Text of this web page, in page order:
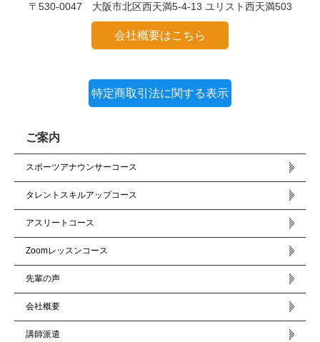
〒530-0047 大阪市北区西天満5-4-13 ユリスト西天満503
会社概要はこちら
特定商取引法に関する表示
ご案内
スポーツアナウンサーコース
タレントスキルアップコース
アスリートコース
Zoomレッスンコース
先輩の声
会社概要
講師派遣